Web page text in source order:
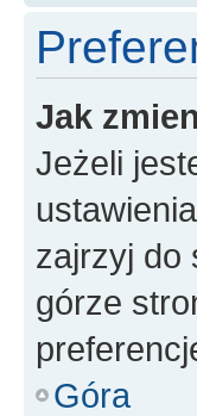
Jak
Jeżeli
zajrzyj do
górze
Góra